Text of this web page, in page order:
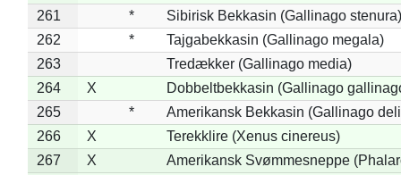
261
*
Sibirisk Bekkasin (Gallinago stenura)
262
*
Tajgabekkasin (Gallinago megala)
263
Tredækker (Gallinago media)
264
X
Dobbeltbekkasin (Gallinago
265
*
Amerikansk Bekkasin (Gallinago
266
X
Terekklire (Xenus cinereus)
267
X
Amerikansk Svømmesneppe